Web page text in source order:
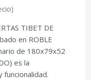
TIBET DE
en ROBLE
de 180x79x52
es la